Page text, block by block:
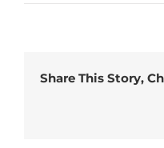
Share This Story,